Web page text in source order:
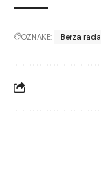
OZNAKE: Berza rada